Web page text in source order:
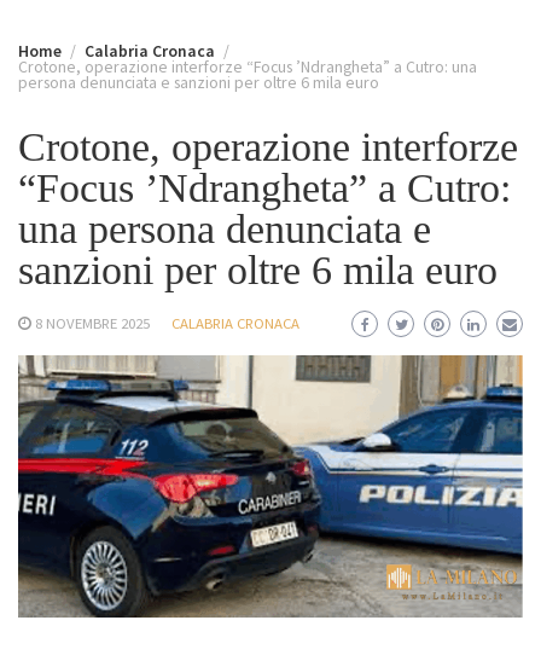
Home Calabria Cronaca
Crotone, operazione interforze “Focus ’Ndrangheta” a Cutro: una
persona denunciata e sanzioni per oltre 6 mila euro
Crotone, operazione interforze
“Focus ’Ndrangheta” a Cutro:
una persona denunciata e
sanzioni per oltre 6 mila euro
8 NOVEMBRE 2025 CALABRIA CRONACA